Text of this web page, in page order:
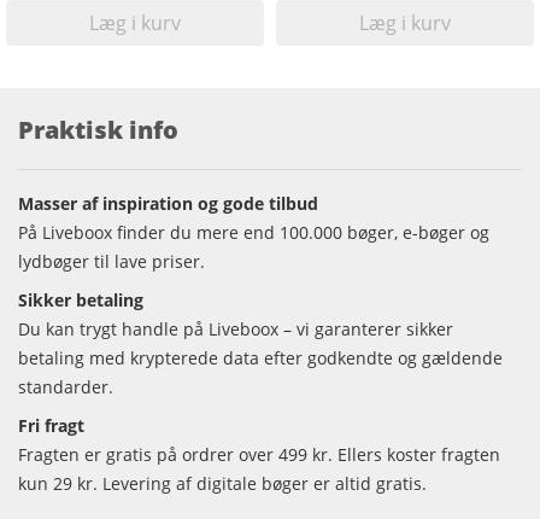
Læg i kurv Læg i kurv
Praktisk info
Masser af inspiration og gode tilbud
På Liveboox finder du mere end 100.000 bøger, e-bøger og
lydbøger til lave priser.
Sikker betaling
Du kan trygt handle på Liveboox – vi garanterer sikker
betaling med krypterede data efter godkendte og gældende
standarder.
Fri fragt
Fragten er gratis på ordrer over 499 kr. Ellers koster fragten
kun 29 kr. Levering af digitale bøger er altid gratis.